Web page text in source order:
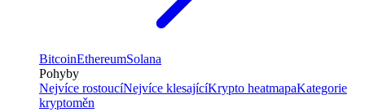
BitcoinEthereumSolana
Pohyby
Nejvíce rostoucíNejvíce klesajícíKrypto heatmapaKategorie
kryptoměn